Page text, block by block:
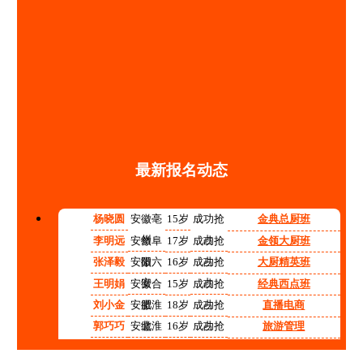
最新报名动态
杨晓圆
安徽亳
州
15岁 成功抢
占
金典总厨班
李明远 安徽阜
阳
17岁 成功抢
占
金领大厨班
张泽毅 安徽六
安
16岁 成功抢
占
大厨精英班
王明娟 安徽合
肥
15岁 成功抢
占
经典西点班
刘小金 安徽淮
北
18岁 成功抢
占
直播电商
郭巧巧
安徽淮
南
16岁 成功抢
占
旅游管理
程红红 安徽铜 14岁 成功抢
高中阶段预备技师班